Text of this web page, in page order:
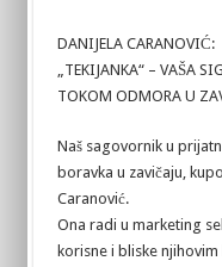
DANIJELA CARANOVIĆ:
„TEKIJANKA“ – VAŠA
TOKOM ODMORA U
Naš sagovornik u
boravka u zavičaju,
Caranović.
Ona radi u marketing
korisne i bliske